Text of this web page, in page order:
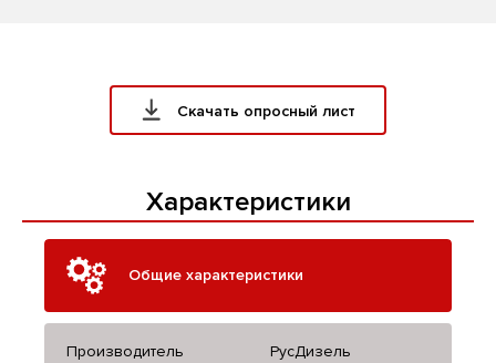
Скачать опросный лист
Характеристики
Общие характеристики
Производитель РусДизель